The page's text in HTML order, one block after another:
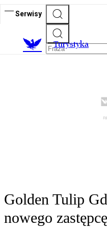
Serwisy
Turystyka
Golden Tulip
nowego